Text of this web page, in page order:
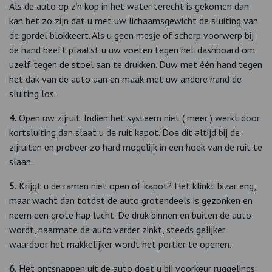
Als de auto op z’n kop in het water terecht is gekomen dan
kan het zo zijn dat u met uw lichaamsgewicht de sluiting van
de gordel blokkeert. Als u geen mesje of scherp voorwerp bij
de hand heeft plaatst u uw voeten tegen het dashboard om
uzelf tegen de stoel aan te drukken. Duw met één hand tegen
het dak van de auto aan en maak met uw andere hand de
sluiting los.
4. Open uw zijruit. Indien het systeem niet ( meer ) werkt door
kortsluiting dan slaat u de ruit kapot. Doe dit altijd bij de
zijruiten en probeer zo hard mogelijk in een hoek van de ruit te
slaan.
5. Krijgt u de ramen niet open of kapot? Het klinkt bizar eng,
maar wacht dan totdat de auto grotendeels is gezonken en
neem een grote hap lucht. De druk binnen en buiten de auto
wordt, naarmate de auto verder zinkt, steeds gelijker
waardoor het makkelijker wordt het portier te openen.
6. Het ontsnappen uit de auto doet u bij voorkeur ruggelings